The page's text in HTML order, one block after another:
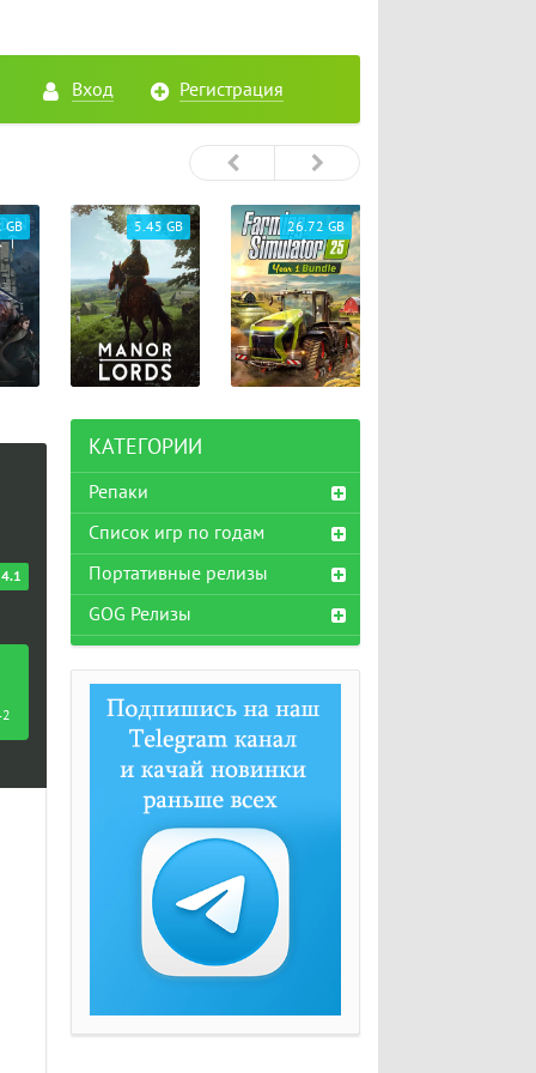
Вход Регистрация
GB 5.45 GB 26.72 GB
4.1
КАТЕГОРИИ
Репаки
Список игр по годам
Портативные релизы
GOG Релизы